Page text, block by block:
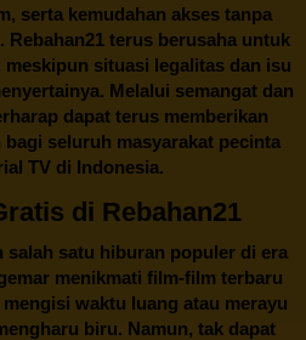
serta kemudahan akses tanpa
Rebahan21terus berusaha untuk
meskipun situasi legalitas dan isu
Melalui semangat dan
dapat terus memberikan
seluruh masyarakat pecinta
TV di Indonesia.
di Rebahan21
salah satu hiburan populer di era
menikmati film-film terbaru
waktu luang atau merayu
biru. Namun, tak dapat